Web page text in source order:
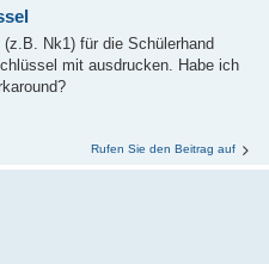
Nk1) für die Schülerhand
mit ausdrucken. Habe ich
Rufen Sie den Beitrag auf